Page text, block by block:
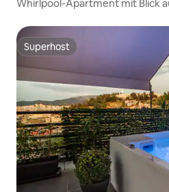
Whirlpool-Apartment mit Blick
Superhost
Superhost